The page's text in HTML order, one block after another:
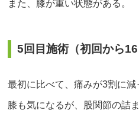
また、膝が重い状態がある。
5回目施術（初回から16
最初に比べて、痛みが3割に減
膝も気になるが、股関節の詰